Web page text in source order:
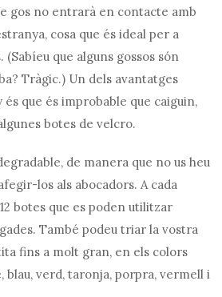
gos no entrarà en contacte amb
cosa que és ideal per a
(Sabíeu que alguns gossos són
Tràgic.) Un dels avantatges
és que és improbable que caiguin,
botes de velcro.
de manera que no us heu
los als abocadors. A cada
botes que es poden utilitzar
També podeu triar la vostra
fins a molt gran, en els colors
blau, verd, taronja, porpra, vermell i